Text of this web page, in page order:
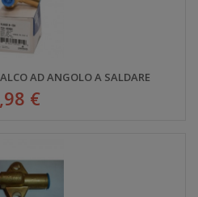
AD ANGOLO A SALDARE
€